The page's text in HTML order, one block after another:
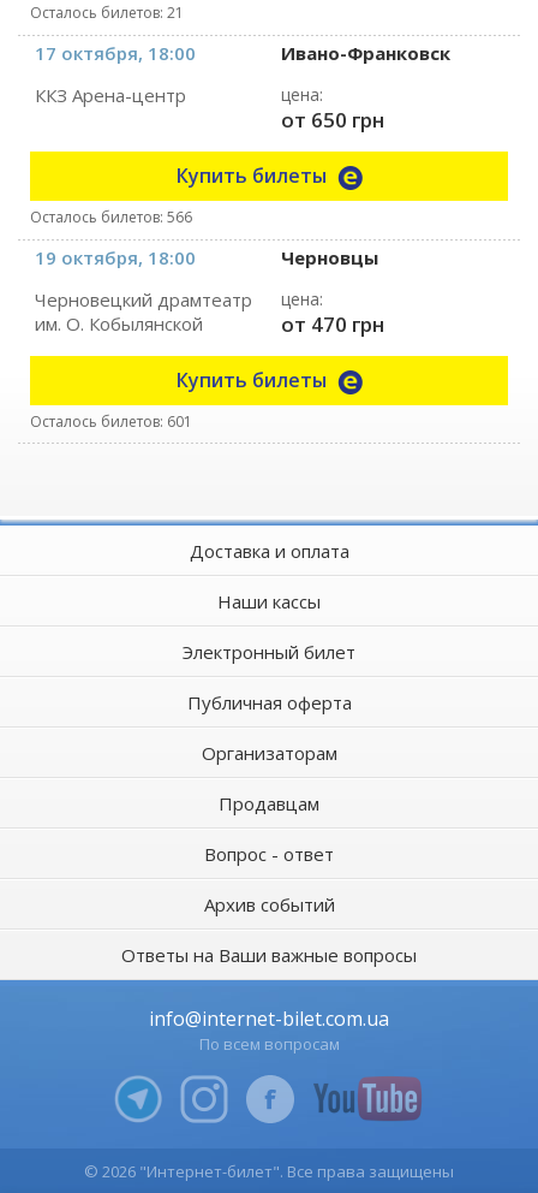
Осталось билетов: 21
17 октября, 18:00
Ивано-Франковск
ККЗ Арена-центр
цена:
от 650 грн
Купить билеты
Осталось билетов: 566
19 октября, 18:00
Черновцы
Черновецкий драмтеатр
им. О. Кобылянской
цена:
от 470 грн
Купить билеты
Осталось билетов: 601
Доставка и оплата
Наши кассы
Электронный билет
Публичная оферта
Организаторам
Продавцам
Вопрос - ответ
Архив событий
Ответы на Ваши важные вопросы
info@internet-bilet.com.ua
По всем вопросам
© 2026 "Интернет-билет". Все права защищены